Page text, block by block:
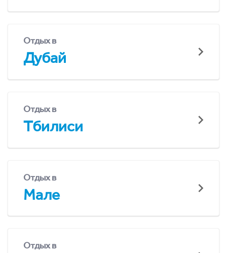
Отдых в
Дубай
Отдых в
Тбилиси
Отдых в
Мале
Отдых в